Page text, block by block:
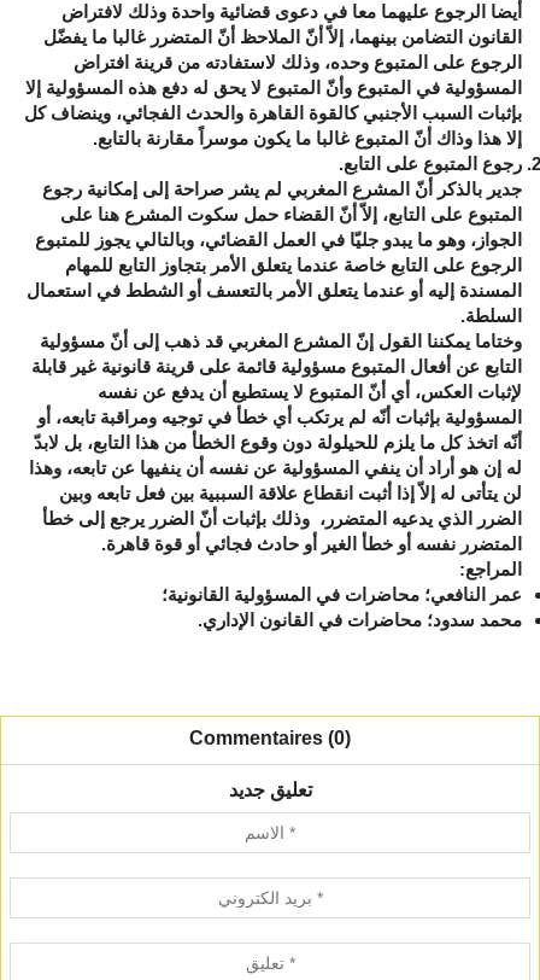
أيضا الرجوع عليهما معا في دعوى قضائية واحدة وذلك لافتراض
القانون التضامن بينهما، إلاّ أنّ الملاحظ أنّ المتضرر غالبا ما يفضّل
الرجوع على المتبوع وحده، وذلك لاستفادته من قرينة افتراض
المسؤولية في المتبوع وأنّ المتبوع لا يحق له دفع هذه المسؤولية إلا
بإثبات السبب الأجنبي كالقوة القاهرة والحدث الفجائي، وينضاف كل
إلا هذا وذاك أنّ المتبوع غالبا ما يكون موسراً مقارنة بالتابع.
رجوع المتبوع على التابع.
جدير بالذكر أنّ المشرع المغربي لم يشر صراحة إلى إمكانية رجوع
المتبوع على التابع، إلاّ أنّ القضاء حمل سكوت المشرع هنا على
الجواز، وهو ما يبدو جليّا في العمل القضائي، وبالتالي يجوز للمتبوع
الرجوع على التابع خاصة عندما يتعلق الأمر بتجاوز التابع للمهام
المسندة إليه أو عندما يتعلق الأمر بالتعسف أو الشطط في استعمال
السلطة.
وختاما يمكننا القول إنّ المشرع المغربي قد ذهب إلى أنّ مسؤولية
التابع عن أفعال المتبوع مسؤولية قائمة على قرينة قانونية غير قابلة
لإثبات العكس، أي أنّ المتبوع لا يستطيع أن يدفع عن نفسه
المسؤولية بإثبات أنّه لم يرتكب أي خطأ في توجيه ومراقبة تابعه، أو
أنّه اتخذ كل ما يلزم للحيلولة دون وقوع الخطأ من هذا التابع، بل لابدّ
له إن هو أراد أن ينفي المسؤولية عن نفسه أن ينفيها عن تابعه، وهذا
لن يتأتى له إلاّ إذا أثبت انقطاع علاقة السببية بين فعل تابعه وبين
الضرر الذي يدعيه المتضرر، وذلك بإثبات أنّ الضرر يرجع إلى خطأ
المتضرر نفسه أو خطأ الغير أو حادث فجائي أو قوة قاهرة.
المراجع:
عمر
النافعي؛ محاضرات في المسؤولية القانونية؛
محمد سدود؛ محاضرات في القانون الإداري.
Commentaires (0)
تعليق جديد